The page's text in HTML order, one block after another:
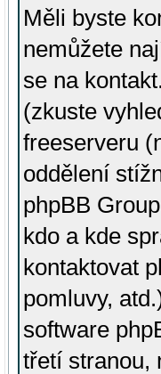
Měli byste
nemůžete
se na
(zkuste
freeserveru
oddělení
phpBB
kdo a kde
kontaktovat
pomluvy,
software
třetí stranou,